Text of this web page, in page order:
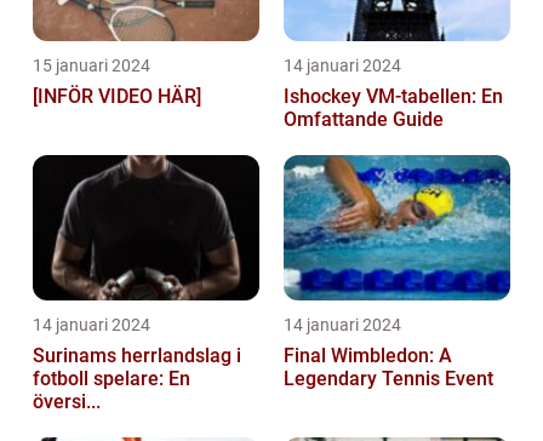
15 januari 2024
[INFÖR VIDEO HÄR]
14 januari 2024
Ishockey VM-tabellen: En
Omfattande Guide
14 januari 2024
Surinams herrlandslag i
fotboll spelare: En
översi...
14 januari 2024
Final Wimbledon: A
Legendary Tennis Event